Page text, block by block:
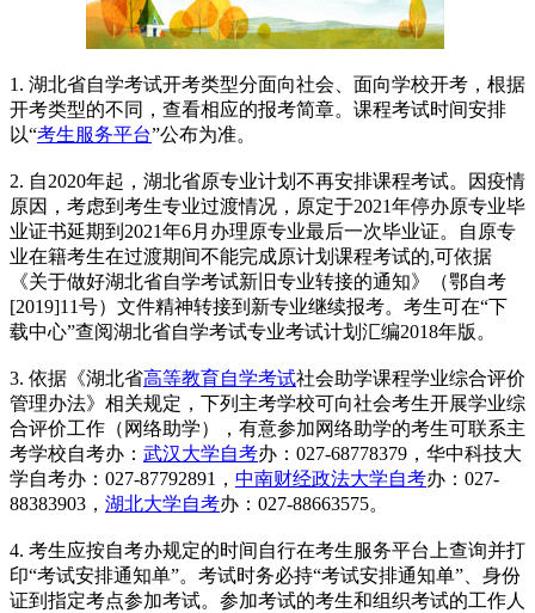
1. 湖北省自学考试开考类型分面向社会、面向学校开考，根据
开考类型的不同，查看相应的报考简章。课程考试时间安排
以“考生服务平台”公布为准。
2. 自2020年起，湖北省原专业计划不再安排课程考试。因疫情
原因，考虑到考生专业过渡情况，原定于2021年停办原专业毕
业证书延期到2021年6月办理原专业最后一次毕业证。自原专
业在籍考生在过渡期间不能完成原计划课程考试的,可依据
《关于做好湖北省自学考试新旧专业转接的通知》（鄂自考
[2019]11号）文件精神转接到新专业继续报考。考生可在“下
载中心”查阅湖北省自学考试专业考试计划汇编2018年版。
3. 依据《湖北省高等教育自学考试社会助学课程学业综合评价
管理办法》相关规定，下列主考学校可向社会考生开展学业综
合评价工作（网络助学），有意参加网络助学的考生可联系主
考学校自考办： 武汉大学自考办：027-68778379，华中科技大
学自考办：027-87792891， 中南财经政法大学自考办：027-
88383903， 湖北大学自考办：027-88663575。
4. 考生应按自考办规定的时间自行在考生服务平台上查询并打
印“考试安排通知单”。考试时务必持“考试安排通知单”、身份
证到指定考点参加考试。参加考试的考生和组织考试的工作人